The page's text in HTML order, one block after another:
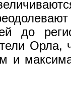
до
Орла,
и